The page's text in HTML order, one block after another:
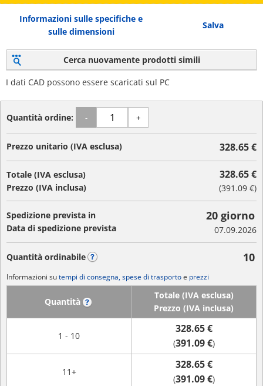
Informazioni sulle specifiche e
sulle dimensioni
Salva
Cerca nuovamente prodotti simili
I dati CAD possono essere scaricati sul PC
Quantità ordine: - +
Prezzo unitario (IVA esclusa) 328.65 €
Totale (IVA esclusa)
Prezzo (IVA inclusa)
328.65 €
(391.09 €)
Spedizione prevista in
Data di spedizione prevista
20 giorno
07.09.2026
Quantità ordinabile 10
Informazioni sutempi di consegna, spese di trasportoe prezzi
Quantità
Totale (IVA esclusa)
Prezzo (IVA inclusa)
1 - 10
328.65 €
(391.09 €)
11+
328.65 €
(391.09 €)